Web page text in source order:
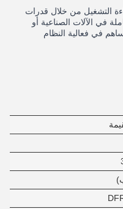
التشغيل من خلال قدرات
في الآلات الصناعية أو
في فعالية النظام